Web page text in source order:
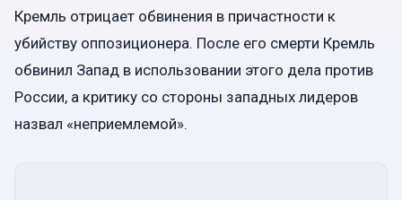
Кремль отрицает обвинения в причастности к
убийству оппозиционера. После его смерти Кремль
обвинил Запад в использовании этого дела против
России, а критику со стороны западных лидеров
назвал «неприемлемой».